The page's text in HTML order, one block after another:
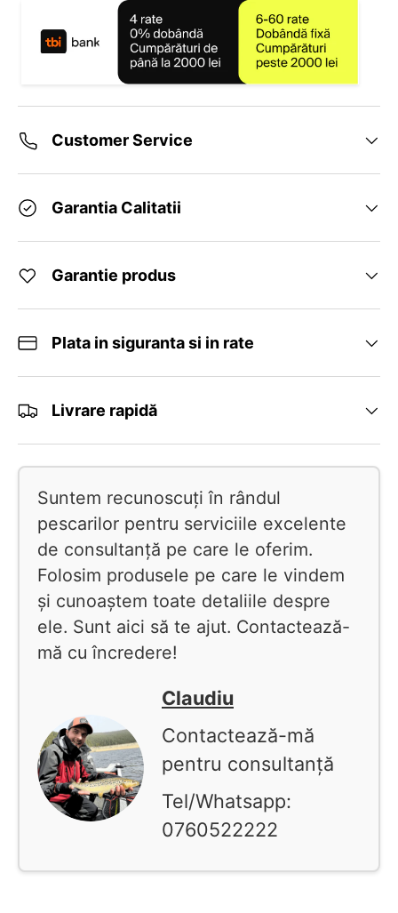
Customer Service
Garantia Calitatii
Garantie produs
Plata in siguranta si in rate
Livrare rapidă
Suntem recunoscuți în rândul
pescarilor pentru serviciile excelente
de consultanță pe care le oferim.
Folosim produsele pe care le vindem
și cunoaștem toate detaliile despre
ele. Sunt aici să te ajut. Contactează-
mă cu încredere!
Claudiu
Contactează-mă
pentru consultanță
Tel/Whatsapp:
0760522222